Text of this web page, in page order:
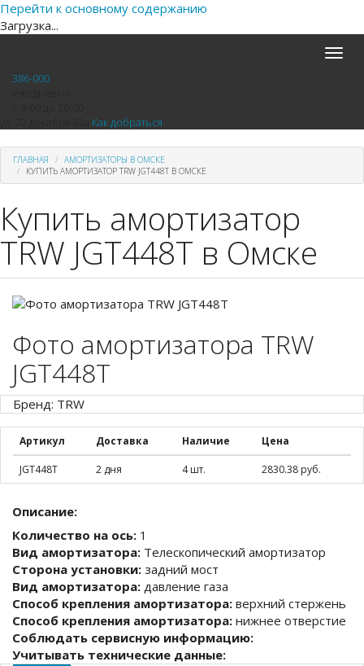
Перейти к основному содержанию
Загрузка...
Toggle
386-000
Как добраться
ГЛАВНАЯ
АМОРТИЗАТОРЫ В ОМСКЕ
КУПИТЬ АМОРТИЗАТОР TRW JGT448T В ОМСКЕ
Купить амортизатор
TRW JGT448T в Омске
Фото амортизатора TRW
JGT448T
Бренд: TRW
Артикул Доставка Наличие Цена
JGT448T 2 дня 4 шт. 2830.38 руб.
Описание:
Количество на ось: 1
Вид амортизатора: Телескопический амортизатор
Сторона установки: задний мост
Вид амортизатора: давление газа
Способ крепления амортизатора: верхний стержень
Способ крепления амортизатора: нижнее отверстие
Соблюдать сервисную информацию:
Учитывать технические данные: